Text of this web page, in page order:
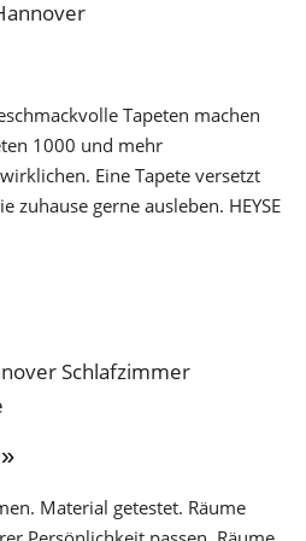
Tapeten machen
1000 und mehr
Eine Tapete versetzt
zuhause gerne ausleben. HEYSE
Material getestet. Räume